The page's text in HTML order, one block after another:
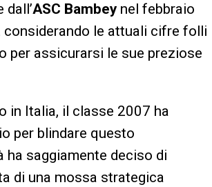
ASC Bambey nel febbraio
considerando le attuali cifre folli
per assicurarsi le sue preziose
in Italia, il classe 2007 ha
per blindare questo
saggiamente deciso di
di una mossa strategica